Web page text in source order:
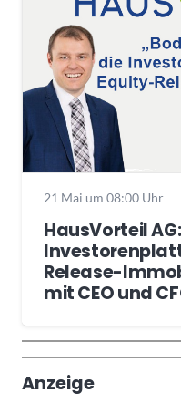
21 Mai um 08:00 Uhr
HausVorteil
Release-
mit CEO und
Anzeige